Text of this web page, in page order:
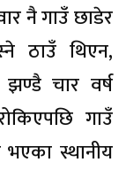
नै गाउँ छाडेर
ठाउँ थिएन,
चार वर्ष
गाउँ
भएका स्थानीय